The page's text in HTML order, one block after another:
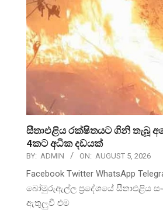
සීතාඑළිය රක්ෂිතයට ගිනි තැබූ
4කට අධික දඩයක්
BY: ADMIN ON: AUGUST 5, 2026
Facebook Twitter WhatsApp
බෝමුරුඇල්ල ප්‍රදේශයේ සීතාඑළිය
ඇතුලුවී එම